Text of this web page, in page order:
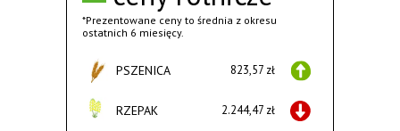
*Prezentowane ceny to średnia z okresu
ostatnich 6 miesięcy.
PSZENICA 823,57 zł
RZEPAK 2.244,47 zł